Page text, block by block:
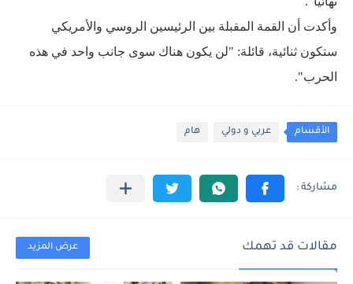
وأكدت أن القمة المقبلة بين الرئيسين الروسي والأمريكي
ستكون ثنائية، قائلة: "لن يكون هناك سوى جانب واحد في هذه
الحرب".
الأقسام عربي و دولي هام
مقالات قد تهمك عرض المزيد